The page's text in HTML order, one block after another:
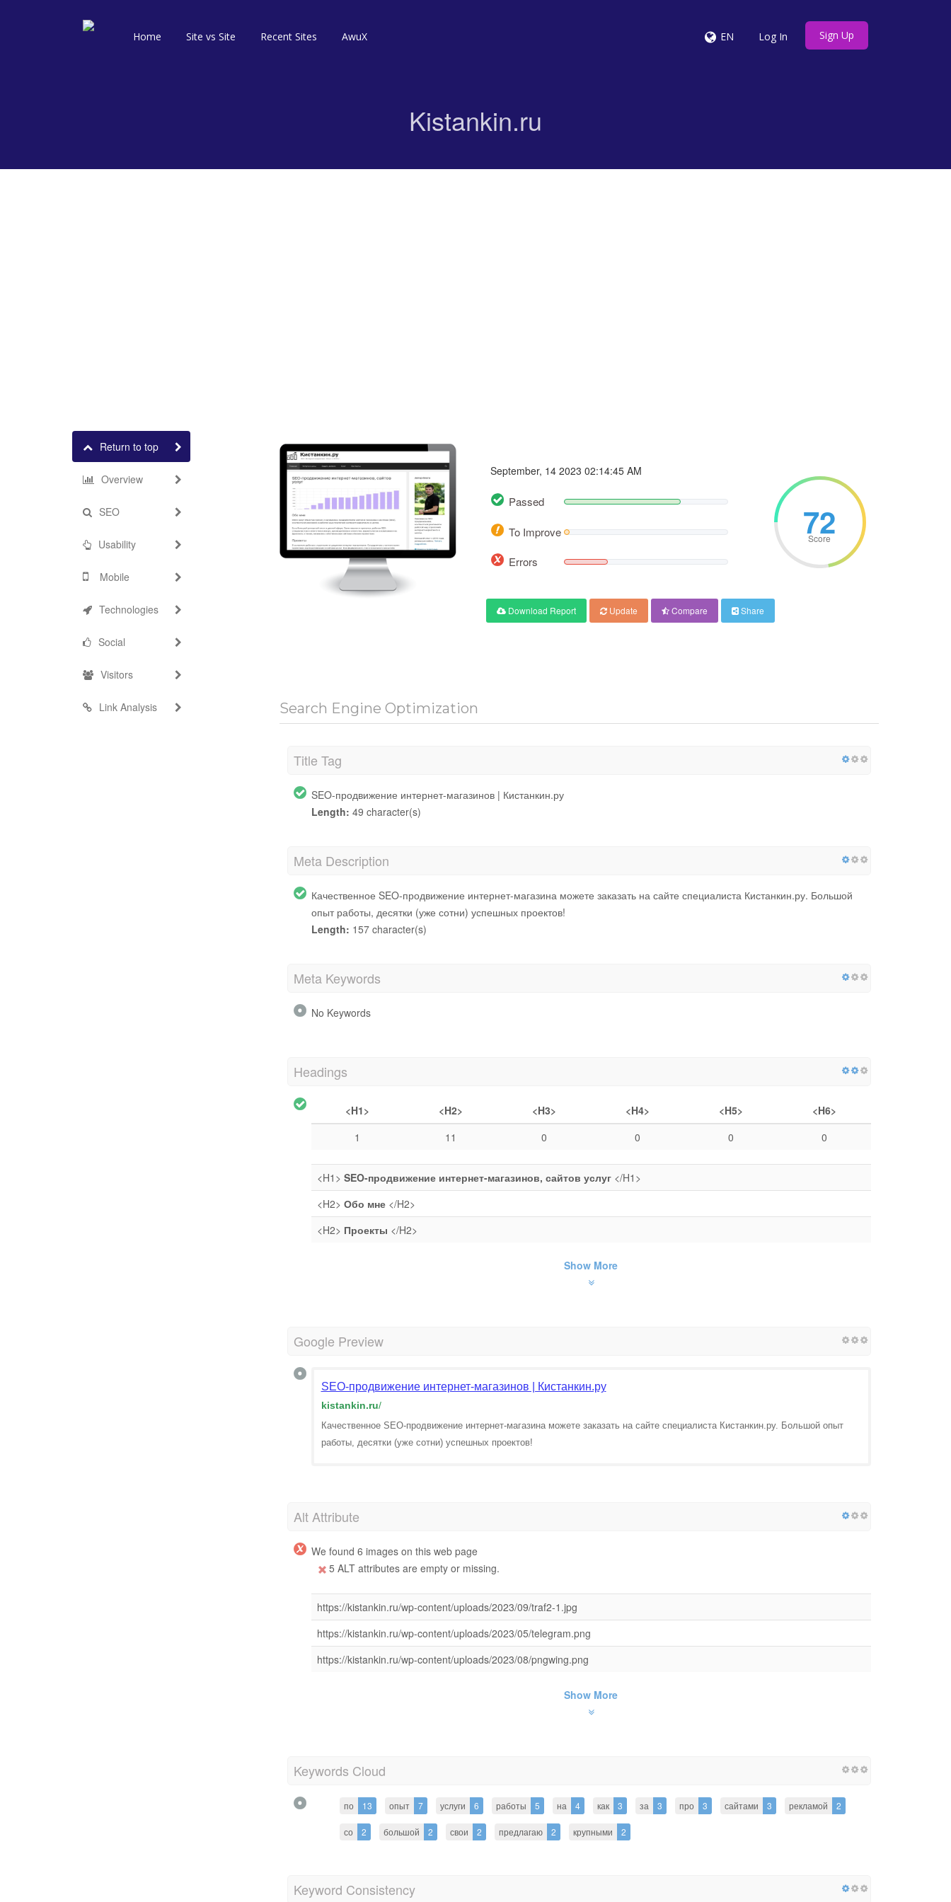
Home Site vs Site Recent Sites AwuX EN Log In Sign Up
Kistankin.ru
Return to top
Overview
SEO
Usability
Mobile
Technologies
Social
Visitors
Link Analysis
September, 14 2023 02:14:45 AM
Passed
To Improve
Errors
72
Score
Download Report Update Compare Share
Search Engine Optimization
Title Tag
SEO-продвижение интернет-магазинов | Кистанкин.ру
Length: 49 character(s)
Meta Description
Качественное SEO-продвижение интернет-магазина можете заказать на сайте специалиста Кистанкин.ру. Большой
опыт работы, десятки (уже сотни) успешных проектов!
Length: 157 character(s)
Meta Keywords
No Keywords
Headings
<H1> <H2> <H3> <H4> <H5>
<H6>
1
11 0 0 0 0
<H1> SEO-продвижение интернет-магазинов, сайтов услуг</H1>
<H2> Обо мне</H2>
<H2> Проекты </H2>
Show More
Google Preview
SEO-продвижение интернет-магазинов | Кистанкин.ру
kistankin.ru/
Качественное SEO-продвижение интернет-магазина можете заказать на сайте специалиста Кистанкин.ру. Большой опыт
работы, десятки (уже сотни) успешных проектов!
Alt Attribute
We found 6 images on this web page
5 ALT attributes are empty or missing.
https://kistankin.ru/wp-content/uploads/2023/09/traf2-1.jpg
https://kistankin.ru/wp-content/uploads/2023/05/telegram.png
https://kistankin.ru/wp-content/uploads/2023/08/pngwing.png
Show More
Keywords Cloud
по 13 опыт 7 услуги 6 работы 5 на 4 как 3 за 3 про 3 сайтами 3 рекламой 2
со 2 большой 2 свои 2 предлагаю 2 крупными 2
Keyword Consistency